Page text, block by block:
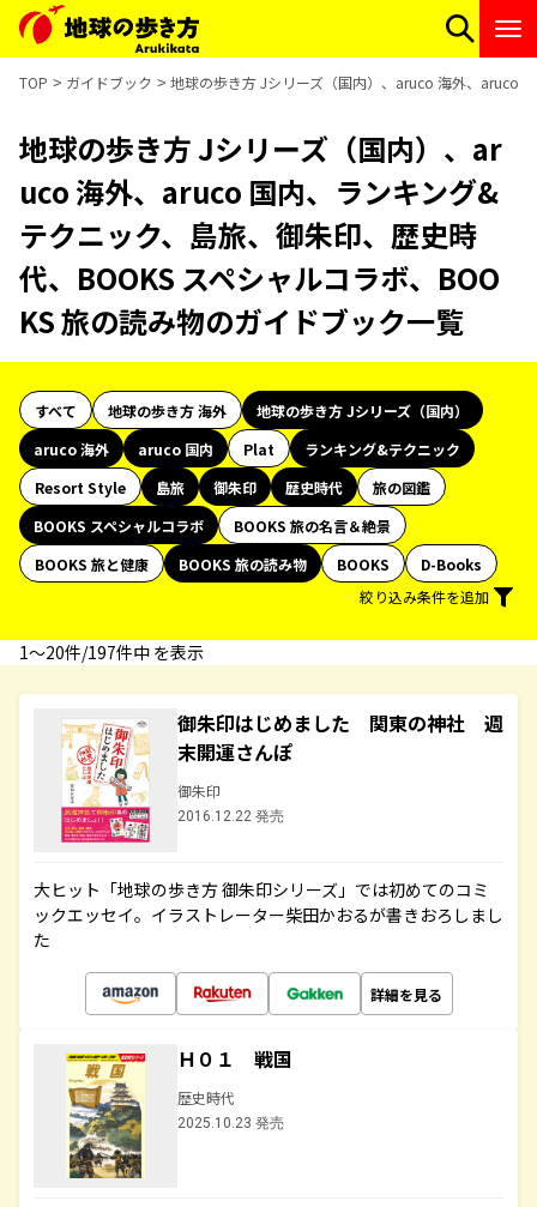
TOP ガイドブック 地球の歩き方 Jシリーズ（国内）、aruco 海外、aruco
地球の歩き方 Jシリーズ（国内）、ar
uco 海外、aruco 国内、ランキング&
テクニック、島旅、御朱印、歴史時
代、BOOKS スペシャルコラボ、BOO
KS 旅の読み物のガイドブック一覧
すべて 地球の歩き方 海外
地球の歩き方 Jシリーズ（国内）
aruco 海外
aruco 国内 Plat
ランキング&テクニック
Resort Style
島旅 御朱印 歴史時代
旅の図鑑
BOOKS スペシャルコラボ
BOOKS 旅の名言＆絶景
BOOKS 旅と健康
BOOKS 旅の読み物 BOOKS
D-Books
絞り込み条件を追加
1〜20件/197件中 を表示
御朱印はじめました 関東の神社 週
末開運さんぽ
御朱印
2016.12.22 発売
大ヒット「地球の歩き方 御朱印シリーズ」では初めてのコミ
ックエッセイ。イラストレーター柴田かおるが書きおろしまし
た
詳細を見る
Ｈ０１ 戦国
歴史時代
2025.10.23 発売